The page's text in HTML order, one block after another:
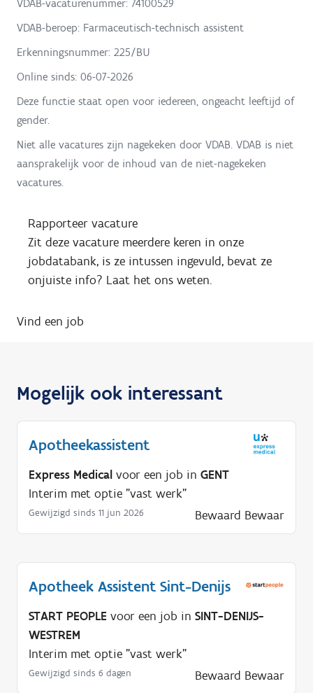
VDAB-vacaturenummer: 74100529
VDAB-beroep: Farmaceutisch-technisch assistent
Erkenningsnummer: 225/BU
Online sinds: 06-07-2026
Deze functie staat open voor iedereen, ongeacht leeftijd of
gender.
Niet alle vacatures zijn nagekeken door VDAB. VDAB is niet
aansprakelijk voor de inhoud van de niet-nagekeken
vacatures.
Rapporteer vacature
Zit deze vacature meerdere keren in onze
jobdatabank, is ze intussen ingevuld, bevat ze
onjuiste info? Laat het ons weten.
Vind een job
Mogelijk ook interessant
Apotheekassistent
Express Medical voor een job in GENT
Interim met optie "vast werk"
Gewijzigd sinds 11 jun 2026 Bewaard Bewaar
Apotheek Assistent Sint-Denijs
START PEOPLE voor een job in SINT-DENIJS-
WESTREM
Interim met optie "vast werk"
Gewijzigd sinds 6 dagen Bewaard Bewaar